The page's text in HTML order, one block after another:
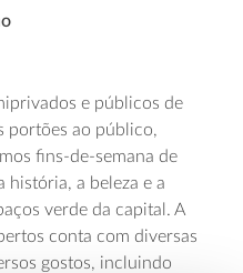
e públicos de
portões ao público,
fins-de-semana de
história, a beleza e a
verde da capital. A
conta com diversas
gostos, incluindo